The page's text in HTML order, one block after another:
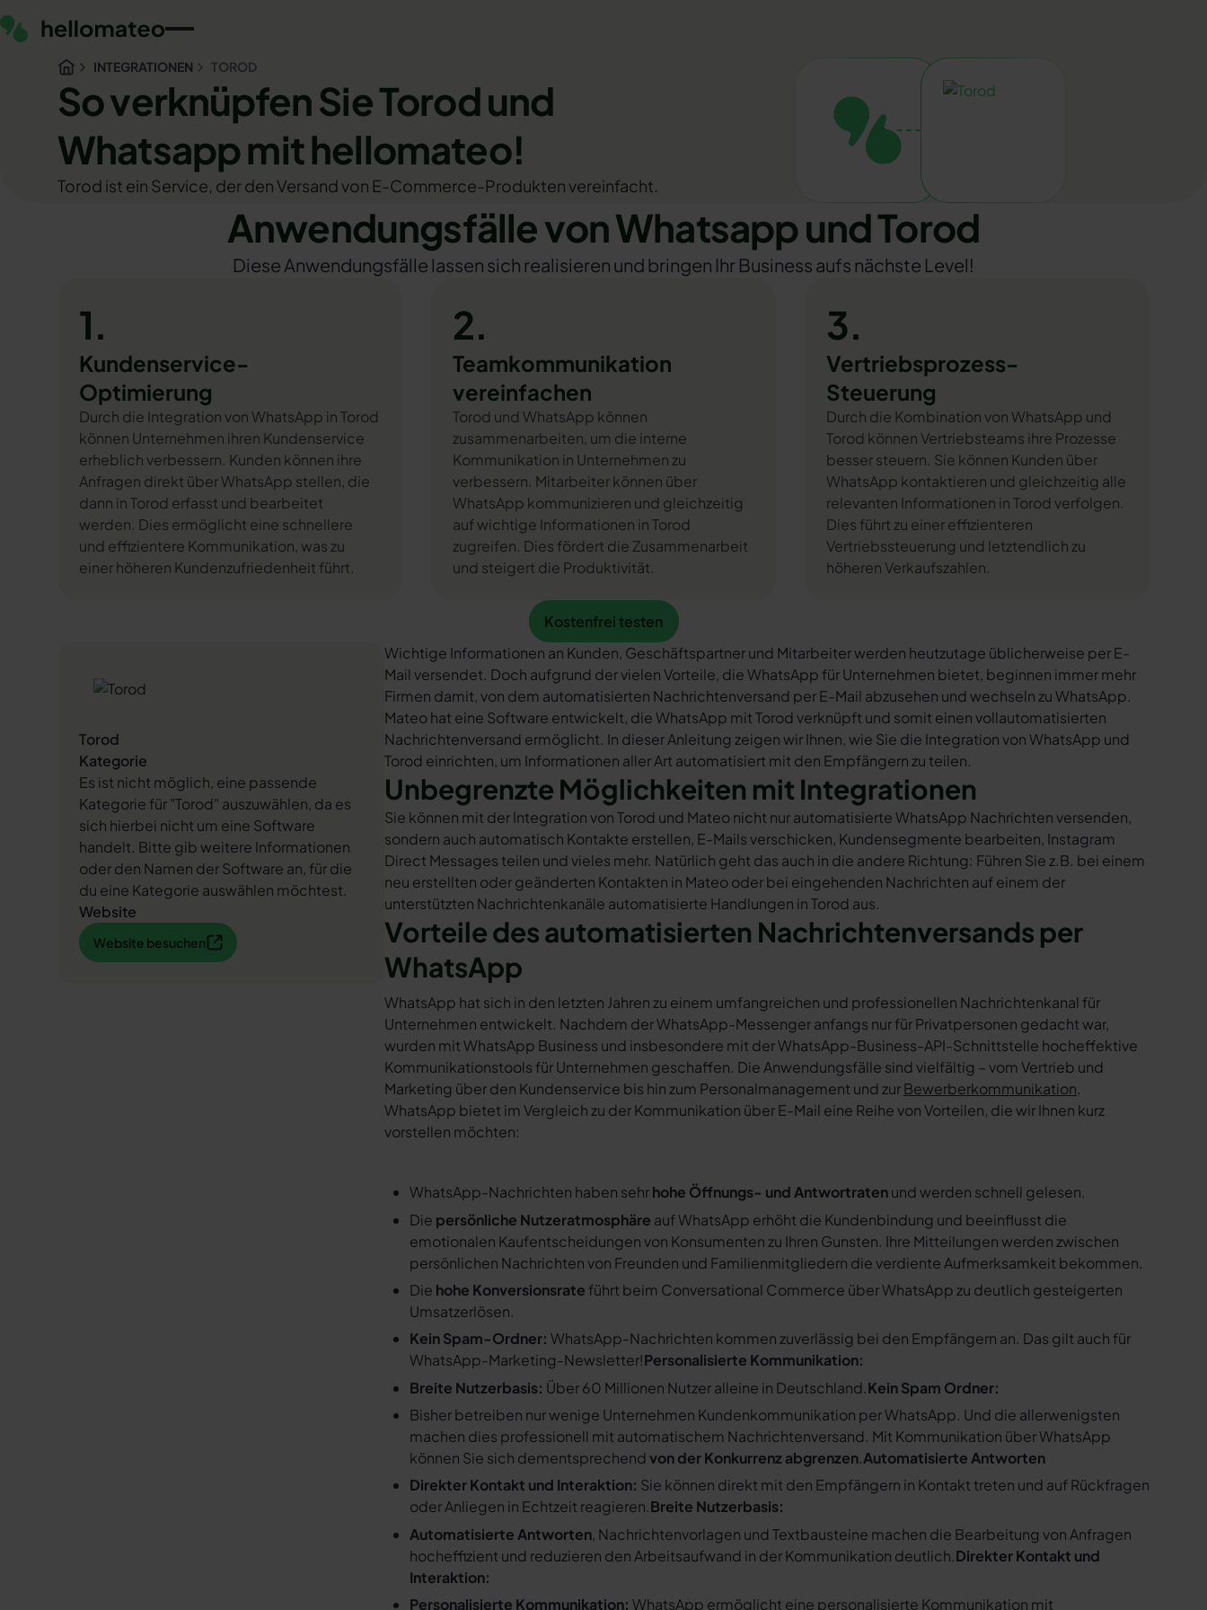
INTEGRATIONEN TOROD
So verknüpfen Sie Torod und
Whatsapp mit hellomateo!
Torod ist ein Service, der den Versand von E-Commerce-Produkten vereinfacht.
Anwendungsfälle von Whatsapp und Torod
Diese Anwendungsfälle lassen sich realisieren und bringen Ihr Business aufs nächste Level!
1.
Kundenservice-
Optimierung
Durch die Integration von WhatsApp in Torod
können Unternehmen ihren Kundenservice
erheblich verbessern. Kunden können ihre
Anfragen direkt über WhatsApp stellen, die
dann in Torod erfasst und bearbeitet
werden. Dies ermöglicht eine schnellere
und effizientere Kommunikation, was zu
einer höheren Kundenzufriedenheit führt.
2.
Teamkommunikation
vereinfachen
Torod und WhatsApp können
zusammenarbeiten, um die interne
Kommunikation in Unternehmen zu
verbessern. Mitarbeiter können über
WhatsApp kommunizieren und gleichzeitig
auf wichtige Informationen in Torod
zugreifen. Dies fördert die Zusammenarbeit
und steigert die Produktivität.
3.
Vertriebsprozess-
Steuerung
Durch die Kombination von WhatsApp und
Torod können Vertriebsteams ihre Prozesse
besser steuern. Sie können Kunden über
WhatsApp kontaktieren und gleichzeitig alle
relevanten Informationen in Torod verfolgen.
Dies führt zu einer effizienteren
Vertriebssteuerung und letztendlich zu
höheren Verkaufszahlen.
Kostenfrei testen
Kostenfrei testen
Torod
Kategorie
Es ist nicht möglich, eine passende
Kategorie für "Torod" auszuwählen, da es
sich hierbei nicht um eine Software
handelt. Bitte gib weitere Informationen
oder den Namen der Software an, für die
du eine Kategorie auswählen möchtest.
Website
Website besuchen
Website besuchen
Wichtige Informationen an Kunden, Geschäftspartner und Mitarbeiter werden heutzutage üblicherweise per E-
Mail versendet. Doch aufgrund der vielen Vorteile, die WhatsApp für Unternehmen bietet, beginnen immer mehr
Firmen damit, von dem automatisierten Nachrichtenversand per E-Mail abzusehen und wechseln zu WhatsApp.
Mateo hat eine Software entwickelt, die WhatsApp mit Torod verknüpft und somit einen vollautomatisierten
Nachrichtenversand ermöglicht. In dieser Anleitung zeigen wir Ihnen, wie Sie die Integration von WhatsApp und
Torod einrichten, um Informationen aller Art automatisiert mit den Empfängern zu teilen.
Unbegrenzte Möglichkeiten mit Integrationen
Sie können mit der Integration von Torod und Mateo nicht nur automatisierte WhatsApp Nachrichten versenden,
sondern auch automatisch Kontakte erstellen, E-Mails verschicken, Kundensegmente bearbeiten, Instagram
Direct Messages teilen und vieles mehr. Natürlich geht das auch in die andere Richtung: Führen Sie z.B. bei einem
neu erstellten oder geänderten Kontakten in Mateo oder bei eingehenden Nachrichten auf einem der
unterstützten Nachrichtenkanäle automatisierte Handlungen in Torod aus.
Vorteile des automatisierten Nachrichtenversands per
WhatsApp
WhatsApp hat sich in den letzten Jahren zu einem umfangreichen und professionellen Nachrichtenkanal für
Unternehmen entwickelt. Nachdem der WhatsApp-Messenger anfangs nur für Privatpersonen gedacht war,
wurden mit WhatsApp Business und insbesondere mit der WhatsApp-Business-API-Schnittstelle hocheffektive
Kommunikationstools für Unternehmen geschaffen. Die Anwendungsfälle sind vielfältig – vom Vertrieb und
Marketing über den Kundenservice bis hin zum Personalmanagement und zurBewerberkommunikation.
WhatsApp bietet im Vergleich zu der Kommunikation über E-Mail eine Reihe von Vorteilen, die wir Ihnen kurz
vorstellen möchten:
WhatsApp-Nachrichten haben sehrhohe Öffnungs- und Antwortratenund werden schnell gelesen.
Die persönliche Nutzeratmosphäre auf WhatsApp erhöht die Kundenbindung und beeinflusst die
emotionalen Kaufentscheidungen von Konsumenten zu Ihren Gunsten. Ihre Mitteilungen werden zwischen
persönlichen Nachrichten von Freunden und Familienmitgliedern die verdiente Aufmerksamkeit bekommen.
Die hohe Konversionsrate führt beim Conversational Commerce über WhatsApp zu deutlich gesteigerten
Umsatzerlösen.
Kein Spam-Ordner: WhatsApp-Nachrichten kommen zuverlässig bei den Empfängern an. Das gilt auch für
WhatsApp-Marketing-Newsletter!Personalisierte Kommunikation:
Breite Nutzerbasis: Über 60 Millionen Nutzer alleine in Deutschland.Kein Spam Ordner:
Bisher betreiben nur wenige Unternehmen Kundenkommunikation per WhatsApp. Und die allerwenigsten
machen dies professionell mit automatischem Nachrichtenversand. Mit Kommunikation über WhatsApp
können Sie sich dementsprechendvon der Konkurrenz abgrenzen.Automatisierte Antworten
Direkter Kontakt und Interaktion: Sie können direkt mit den Empfängern in Kontakt treten und auf Rückfragen
oder Anliegen in Echtzeit reagieren.Breite Nutzerbasis:
Automatisierte Antworten, Nachrichtenvorlagen und Textbausteine machen die Bearbeitung von Anfragen
hocheffizient und reduzieren den Arbeitsaufwand in der Kommunikation deutlich.Direkter Kontakt und
Interaktion:
Personalisierte Kommunikation: WhatsApp ermöglicht eine personalisierte Kommunikation mit